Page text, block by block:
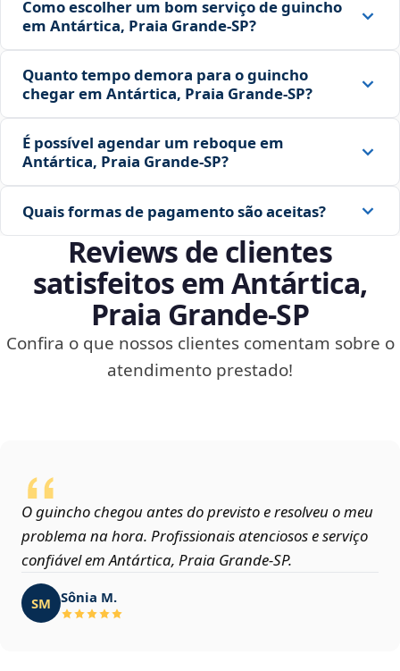
Como escolher um bom serviço de guincho
em Antártica, Praia Grande‑SP?
Quanto tempo demora para o guincho
chegar em Antártica, Praia Grande‑SP?
É possível agendar um reboque em
Antártica, Praia Grande‑SP?
Quais formas de pagamento são aceitas?
Reviews de clientes
satisfeitos em Antártica,
Praia Grande‑SP
Confira o que nossos clientes comentam sobre o
atendimento prestado!
O guincho chegou antes do previsto e resolveu o meu
problema na hora. Profissionais atenciosos e serviço
confiável em Antártica, Praia Grande‑SP.
SM Sônia M.